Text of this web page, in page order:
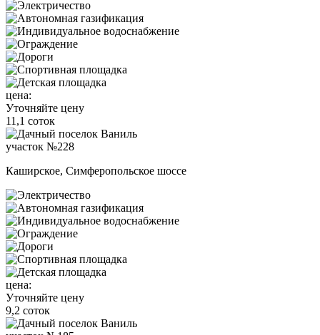
цена:
Уточняйте цену
11,1 соток
участок №228
Каширское, Симферопольское шоссе
цена:
Уточняйте цену
9,2 соток